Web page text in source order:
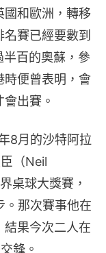
國和歐洲，轉移
賽已經要數到
百的奧蘇，參
時便曾表明，會
出賽。
8月的沙特阿拉
（Neil
桌球大獎賽，
。那次賽事他在
果今次二人在
鋒。